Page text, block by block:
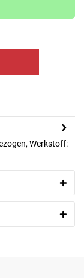
Werkstoff: